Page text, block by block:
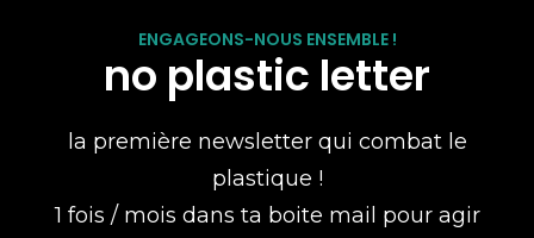
ENGAGEONS-NOUS ENSEMBLE !
no plastic letter
la première newsletter qui combat le
plastique !
1 fois / mois dans ta boite mail pour agir